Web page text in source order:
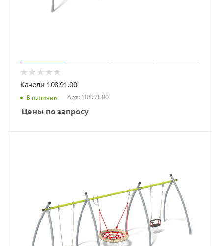
Качели 108.91.00
В наличии Арт.: 108.91.00
Цены по запросу